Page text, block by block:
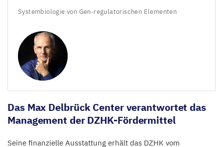
Systembiologie von Gen-regulatorischen Elementen
Das Max Delbrück Center verantwortet das
Management der DZHK-Fördermittel
Seine finanzielle Ausstattung erhält das DZHK vom